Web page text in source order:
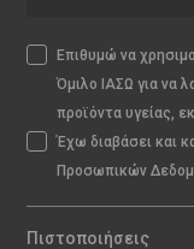
Επιθυμώ να
Όμιλο ΙΑΣΩ για να
προϊόντα υγείας,
Έχω διαβάσει και
Προσωπικών
Πιστοποιήσεις